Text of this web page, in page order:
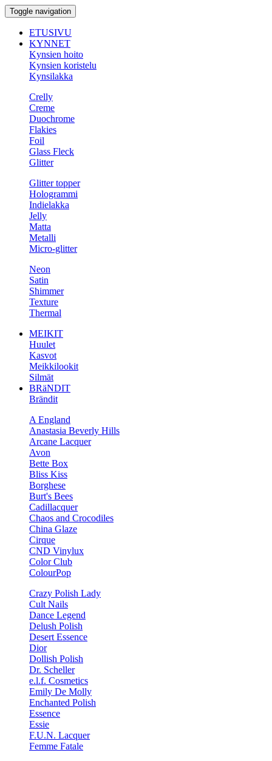
Toggle navigation
ETUSIVU
KYNNET
Kynsien hoito
Kynsien koristelu
Kynsilakka
Crelly
Creme
Duochrome
Flakies
Foil
Glass Fleck
Glitter
Glitter topper
Hologrammi
Indielakka
Jelly
Matta
Metalli
Micro-glitter
Neon
Satin
Shimmer
Texture
Thermal
MEIKIT
Huulet
Kasvot
Meikkilookit
Silmät
BRäNDIT
Brändit
A England
Anastasia Beverly Hills
Arcane Lacquer
Avon
Bette Box
Bliss Kiss
Borghese
Burt's Bees
Cadillacquer
Chaos and Crocodiles
China Glaze
Cirque
CND Vinylux
Color Club
ColourPop
Crazy Polish Lady
Cult Nails
Dance Legend
Delush Polish
Desert Essence
Dior
Dollish Polish
Dr. Scheller
e.l.f. Cosmetics
Emily De Molly
Enchanted Polish
Essence
Essie
F.U.N. Lacquer
Femme Fatale